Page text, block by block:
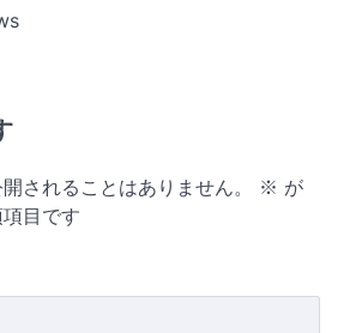
されることはありません。 ※ が
目です